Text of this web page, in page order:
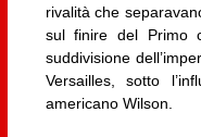
rivalità che
sul finire del Primo
suddivisione
Versailles, sotto
americano Wilson.